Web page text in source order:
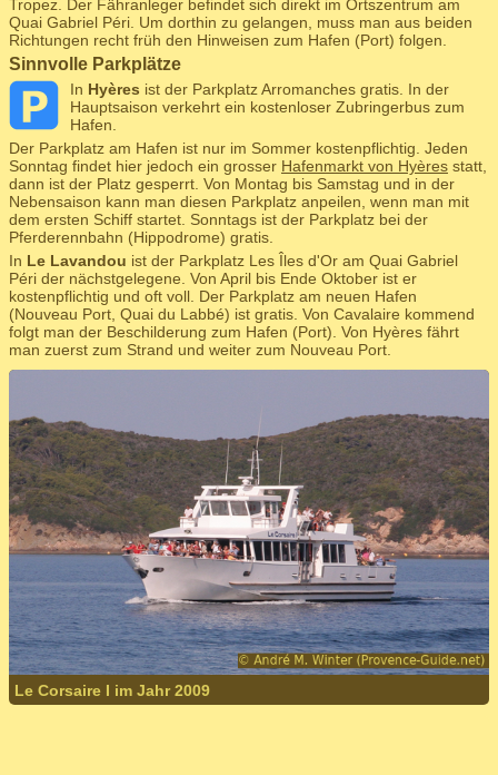
Tropez. Der Fähranleger befindet sich direkt im Ortszentrum am
Quai Gabriel Péri. Um dorthin zu gelangen, muss man aus beiden
Richtungen recht früh den Hinweisen zum Hafen (Port) folgen.
Sinnvolle Parkplätze
In Hyères ist der Parkplatz Arromanches gratis. In der
Hauptsaison verkehrt ein kostenloser Zubringerbus zum
Hafen.
Der Parkplatz am Hafen ist nur im Sommer kostenpflichtig. Jeden
Sonntag findet hier jedoch ein grosser Hafenmarkt von Hyères statt,
dann ist der Platz gesperrt. Von Montag bis Samstag und in der
Nebensaison kann man diesen Parkplatz anpeilen, wenn man mit
dem ersten Schiff startet. Sonntags ist der Parkplatz bei der
Pferderennbahn (Hippodrome) gratis.
In Le Lavandou ist der Parkplatz Les Îles d'Or am Quai Gabriel
Péri der nächstgelegene. Von April bis Ende Oktober ist er
kostenpflichtig und oft voll. Der Parkplatz am neuen Hafen
(Nouveau Port, Quai du Labbé) ist gratis. Von Cavalaire kommend
folgt man der Beschilderung zum Hafen (Port). Von Hyères fährt
man zuerst zum Strand und weiter zum Nouveau Port.
Le Corsaire I im Jahr 2009